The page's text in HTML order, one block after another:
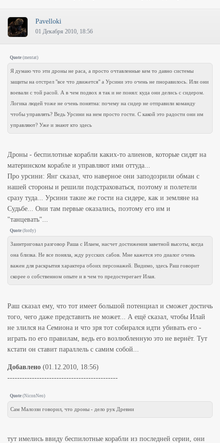
Pavelloki
01 Декабря 2010, 18:56
Quote (mentat)
Я думаю что эти дроны не раса, а просто очтавленные кем то давно системы
защиты на отстрел "все что движется" а Урсини это очень не пноравилось. Или они
воевали с той расой. А в чем подвох я так и не понял: куда они делись с сидером.
Логика людей тоже не очень понятна: почему на сидер не отправили команду
чтобы управлять? Ведь Урсини на нем просто гости. С какой это радости они им
управляют? Уже и знают кто здесь
Дроны - беспилотные корабли каких-то алиенов, которые сидят на
материнском корабле и управляют ими оттуда...
Про урсини: Янг сказал, что наверное они заподозрили обман с
нашей стороны и решили подстраховаться, поэтому и полетели
сразу туда... Урсини такие же гости на сидере, как и земляне на
Судьбе... Они там первые оказались, поэтому его им и
"танцевать"...
Quote (fordy)
Заинтриговал разговор Раша с Илаем, насчет достижения заветной высоты, когда
она близка. Не все поняла, жду русских сабов. Мне кажется это диалог очень
важен для раскрытия характера обоих персонажей. Видимо, здесь Раш говорит
скорее о собственном опыте и в чем то предостерегает Илая.
Раш сказал ему, что тот имеет большой потенциал и сможет достичь
того, чего даже представить не может... А ещё сказал, чтобы Илай
не злился на Семиона и что зря тот собирался идти убивать его -
играть по его правилам, ведь его возлюбленную это не вернёт. Тут
кстати он ставит параллель с самим собой...
Добавлено (01.12.2010, 18:56)
---------------------------------------------
Quote (NiconNeo)
Сам Малоззи говорил, что дроны - дело рук Древни
тут имелись ввиду беспилотные корабли из последней серии, они